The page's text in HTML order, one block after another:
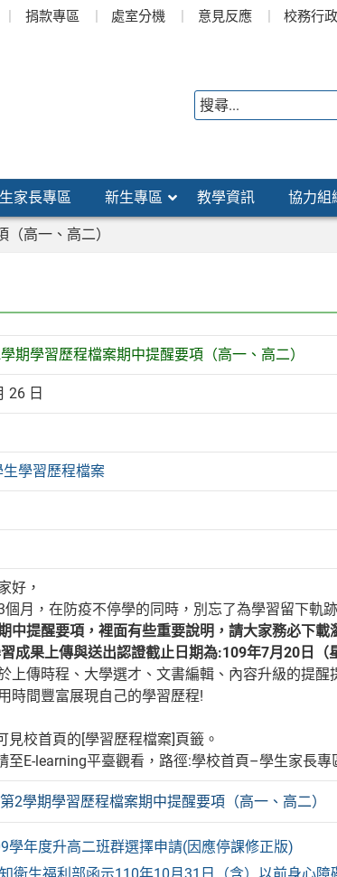
捐款專區 處室分機 意見反應 校務行
家長專區 新生專區 教學資訊 協力組
高一、高二）
期學習歷程檔案期中提醒要項（高一、高二）
26 日
生學習歷程檔案
好，
個月，在防疫不停學的同時，別忘了為學習留下軌
中提醒要項，裡面有些重要說明，請大家務必下載
成果上傳與送出認證截止日期為:109年7月20日（
上傳時程、大學選才、文書編輯、內容升級的提
時間豐富展現自己的學習歷程!
見校首頁的[學習歷程檔案]頁籤。
至E-learning平臺觀看，路徑:學校首頁–學生家長
2學期學習歷程檔案期中提醒要項（高一、高二）
學年度升高二班群選擇申請(因應停課修正版)